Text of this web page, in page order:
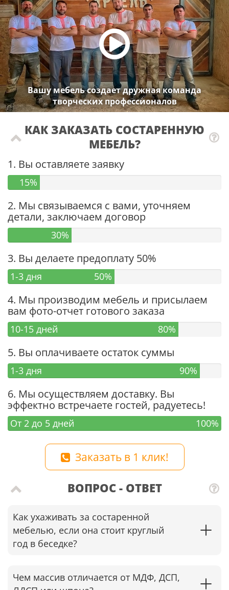
Вашу мебель создает дружная команда
творческих профессионалов
КАК ЗАКАЗАТЬ СОСТАРЕННУЮ
МЕБЕЛЬ?
1. Вы оставляете заявку
15%
2. Мы связываемся с вами, уточняем
детали, заключаем договор
30%
3. Вы делаете предоплату 50%
1-3 дня 50%
4. Мы производим мебель и присылаем
вам фото-отчет готового заказа
10-15 дней 80%
5. Вы оплачиваете остаток суммы
1-3 дня 90%
6. Мы осуществляем доставку. Вы
эффектно встречаете гостей, радуетесь!
От 2 до 5 дней 100%
Заказать в 1 клик!
ВОПРОС - ОТВЕТ
Как ухаживать за состаренной
мебелью, если она стоит круглый
год в беседке?​
Чем массив отличается от МДФ, ДСП,